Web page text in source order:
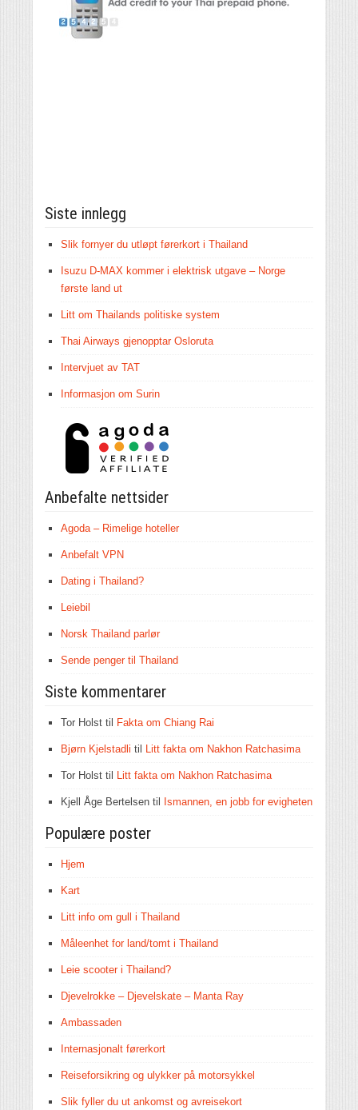
Siste innlegg
Slik fornyer du utløpt førerkort i Thailand
Isuzu D-MAX kommer i elektrisk utgave – Norge
første land ut
Litt om Thailands politiske system
Thai Airways gjenopptar Osloruta
Intervjuet av TAT
Informasjon om Surin
Anbefalte nettsider
Agoda – Rimelige hoteller
Anbefalt VPN
Dating i Thailand?
Leiebil
Norsk Thailand parlør
Sende penger til Thailand
Siste kommentarer
Tor Holst til Fakta om Chiang Rai
Bjørn Kjelstadli til Litt fakta om Nakhon Ratchasima
Tor Holst til Litt fakta om Nakhon Ratchasima
Kjell Åge Bertelsen til Ismannen, en jobb for evigheten
Populære poster
Hjem
Kart
Litt info om gull i Thailand
Måleenhet for land/tomt i Thailand
Leie scooter i Thailand?
Djevelrokke – Djevelskate – Manta Ray
Ambassaden
Internasjonalt førerkort
Reiseforsikring og ulykker på motorsykkel
Slik fyller du ut ankomst og avreisekort